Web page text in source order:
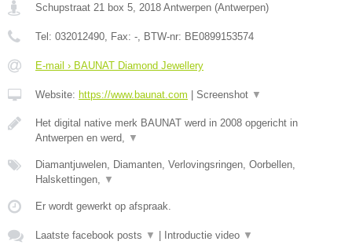
Schupstraat 21 box 5 2018 Antwerpen (Antwerpen)
Tel: 032012490 , Fax: - , BTW-nr: BE0899153574
E-mail › BAUNAT Diamond Jewellery
Website: https://www.baunat.com Screenshot ▼
Het digital native merk BAUNAT werd in 2008 opgericht in
Antwerpen en werd,
▼
Diamantjuwelen, Diamanten, Verlovingsringen, Oorbellen,
Halskettingen,
▼
Er wordt gewerkt op afspraak.
Laatste facebook posts ▼ Introductie video ▼